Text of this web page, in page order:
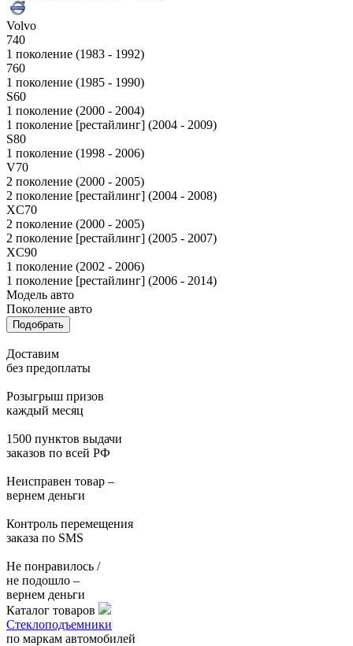
Volvo
740
1 поколение (1983 - 1992)
760
1 поколение (1985 - 1990)
S60
1 поколение (2000 - 2004)
1 поколение [рестайлинг] (2004 - 2009)
S80
1 поколение (1998 - 2006)
V70
2 поколение (2000 - 2005)
2 поколение [рестайлинг] (2004 - 2008)
XC70
2 поколение (2000 - 2005)
2 поколение [рестайлинг] (2005 - 2007)
XC90
1 поколение (2002 - 2006)
1 поколение [рестайлинг] (2006 - 2014)
Модель авто
Поколение авто
Подобрать
Доставим
без предоплаты
Розыгрыш призов
каждый месяц
1500 пунктов выдачи
заказов по всей РФ
Неисправен товар –
вернем деньги
Контроль перемещения
заказа по SMS
Не понравилось /
не подошло –
вернем деньги
Каталог товаров
Стеклоподъемники
по маркам автомобилей